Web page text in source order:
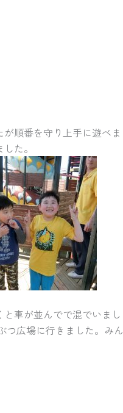
順番を守り上手に遊べま
た。
車が並んでで混でいまし
広場に行きました。みん